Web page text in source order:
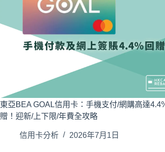
東亞BEA GOAL信用卡：手機支付/網購高達
贈！迎新/上下限/年費全攻略
信用卡分析 2026年7月1日